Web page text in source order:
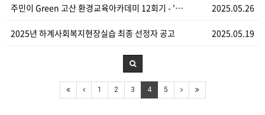
2025.05.26
주민이 Green 고산 환경교육아카데미 12회기 - '…
2025.05.19
2025년 하계사회복지현장실습 최종 선정자 공고
1 2 3 4 5